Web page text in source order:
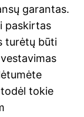
garantas.
paskirtas
turėtų būti
tokie